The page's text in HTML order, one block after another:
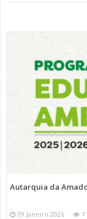
Autarquia da
09 Janeiro 2026